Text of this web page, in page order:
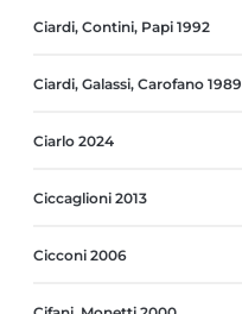
Ciardi, Contini, Papi 1992
Ciardi, Galassi, Carofano 1989
Ciarlo 2024
Ciccaglioni 2013
Cicconi 2006